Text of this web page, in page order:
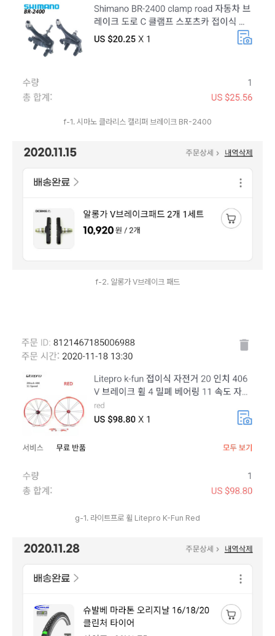
f-1. 시마노 클라리스 캘리퍼 브레이크 BR-2400
f-2. 알롱가 V브레이크 패드
g-1. 라이트프로 휠 Litepro K-Fun Red